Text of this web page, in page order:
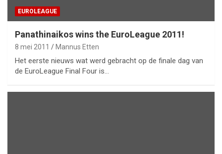
EUROLEAGUE
Panathinaikos wins the EuroLeague 2011!
8 mei 2011 Mannus Etten
Het eerste nieuws wat werd gebracht op de finale dag van
de EuroLeague Final Four is…